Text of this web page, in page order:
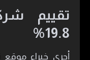
19.8%